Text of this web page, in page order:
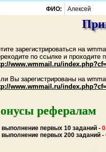
ФИО:
Алексей
зарегистрироваться на
по ссылке и проходите
www.wmmail.ru/
Вы зарегистрированы на
www.wmmail.ru/
рефералам
выполнение первых 10 заданий -
выполнение первых 200 заданий -